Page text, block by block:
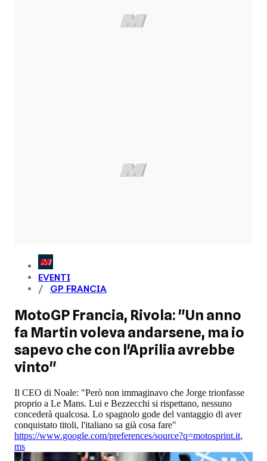
EVENTI
GP FRANCIA
MotoGP Francia, Rivola: "Un anno
fa Martin voleva andarsene, ma io
sapevo che con l'Aprilia avrebbe
vinto"
Il CEO di Noale: "Però non immaginavo che Jorge trionfasse
proprio a Le Mans. Lui e Bezzecchi si rispettano, nessuno
concederà qualcosa. Lo spagnolo gode del vantaggio di aver
conquistato titoli, l'italiano sa già cosa fare"
https://www.google.com/preferences/source?q=motosprint.it,
ms